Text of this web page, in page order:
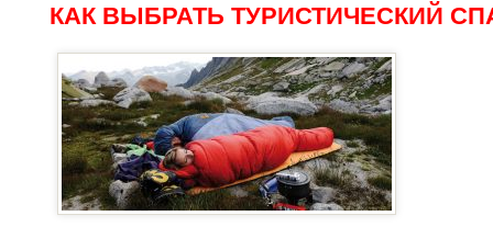
КАК ВЫБРАТЬ ТУРИСТИЧЕСКИЙ